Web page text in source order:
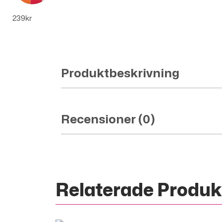
Produktbeskrivning
Recensioner (0)
Relaterade
239 kr